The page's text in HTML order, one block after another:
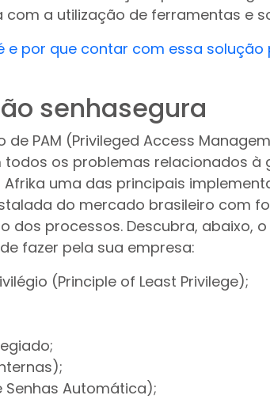
a utilização de ferramentas e
e por que contar com essa solução
senhasegura
PAM (Privileged Access
os problemas relacionados à
uma das principais
do mercado brasileiro com
dos processos. Descubra, abaixo,
fazer pela sua empresa:
(Principle of Least Privilege);
Senhas Automática);